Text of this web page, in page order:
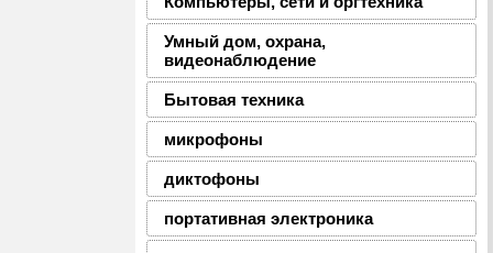
Умный дом, охрана,
видеонаблюдение
Бытовая техника
микрофоны
диктофоны
портативная электроника